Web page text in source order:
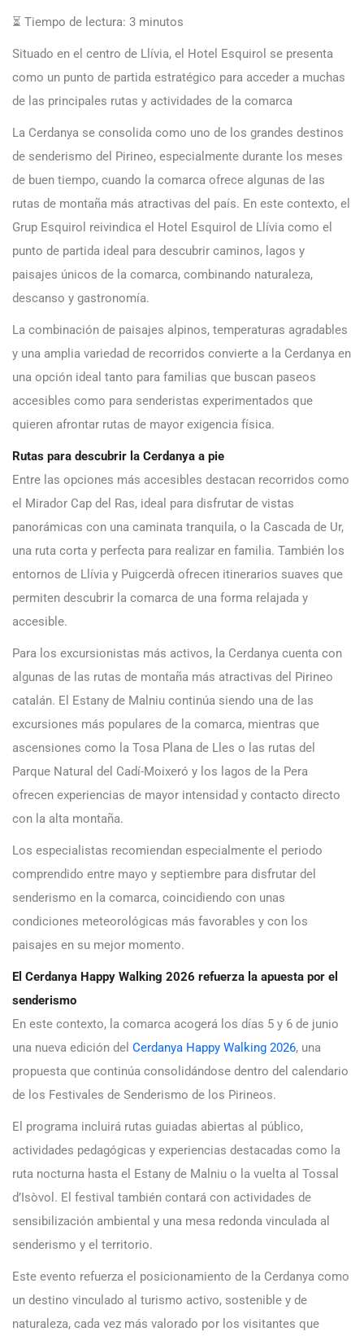
⏳ Tiempo de lectura: 3 minutos
Situado en el centro de Llívia, el Hotel Esquirol se presenta
como un punto de partida estratégico para acceder a muchas
de las principales rutas y actividades de la comarca
La Cerdanya se consolida como uno de los grandes destinos
de senderismo del Pirineo, especialmente durante los meses
de buen tiempo, cuando la comarca ofrece algunas de las
rutas de montaña más atractivas del país. En este contexto, el
Grup Esquirol reivindica el Hotel Esquirol de Llívia como el
punto de partida ideal para descubrir caminos, lagos y
paisajes únicos de la comarca, combinando naturaleza,
descanso y gastronomía.
La combinación de paisajes alpinos, temperaturas agradables
y una amplia variedad de recorridos convierte a la Cerdanya en
una opción ideal tanto para familias que buscan paseos
accesibles como para senderistas experimentados que
quieren afrontar rutas de mayor exigencia física.
Rutas para descubrir la Cerdanya a pie
Entre las opciones más accesibles destacan recorridos como
el Mirador Cap del Ras, ideal para disfrutar de vistas
panorámicas con una caminata tranquila, o la Cascada de Ur,
una ruta corta y perfecta para realizar en familia. También los
entornos de Llívia y Puigcerdà ofrecen itinerarios suaves que
permiten descubrir la comarca de una forma relajada y
accesible.
Para los excursionistas más activos, la Cerdanya cuenta con
algunas de las rutas de montaña más atractivas del Pirineo
catalán. El Estany de Malniu continúa siendo una de las
excursiones más populares de la comarca, mientras que
ascensiones como la Tosa Plana de Lles o las rutas del
Parque Natural del Cadí-Moixeró y los lagos de la Pera
ofrecen experiencias de mayor intensidad y contacto directo
con la alta montaña.
Los especialistas recomiendan especialmente el periodo
comprendido entre mayo y septiembre para disfrutar del
senderismo en la comarca, coincidiendo con unas
condiciones meteorológicas más favorables y con los
paisajes en su mejor momento.
El Cerdanya Happy Walking 2026 refuerza la apuesta por el
senderismo
En este contexto, la comarca acogerá los días 5 y 6 de junio
una nueva edición del Cerdanya Happy Walking 2026, una
propuesta que continúa consolidándose dentro del calendario
de los Festivales de Senderismo de los Pirineos.
El programa incluirá rutas guiadas abiertas al público,
actividades pedagógicas y experiencias destacadas como la
ruta nocturna hasta el Estany de Malniu o la vuelta al Tossal
d’Isòvol. El festival también contará con actividades de
sensibilización ambiental y una mesa redonda vinculada al
senderismo y el territorio.
Este evento refuerza el posicionamiento de la Cerdanya como
un destino vinculado al turismo activo, sostenible y de
naturaleza, cada vez más valorado por los visitantes que